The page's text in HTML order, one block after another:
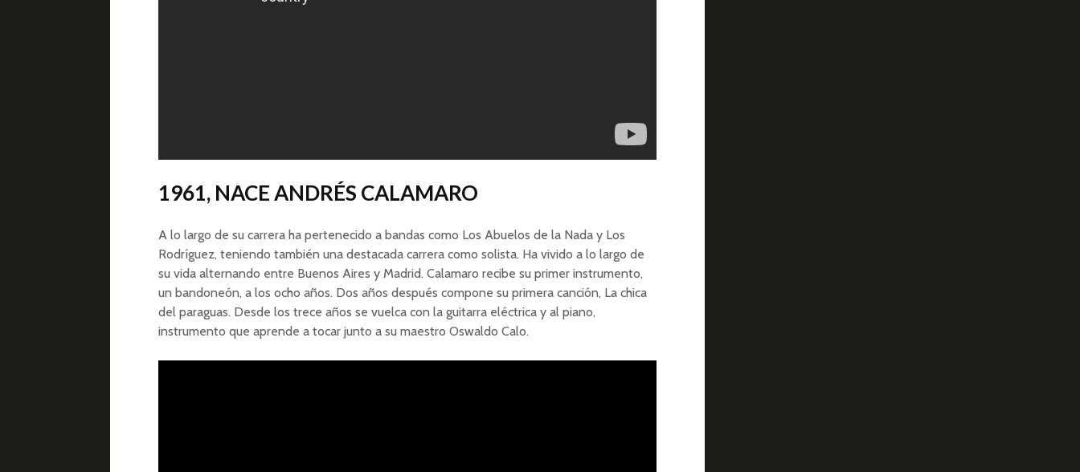
1961, NACE ANDRÉS CALAMARO
A lo largo de su carrera ha pertenecido a bandas como Los Abuelos de la Nada y Los
Rodríguez, teniendo también una destacada carrera como solista. Ha vivido a lo largo de
su vida alternando entre Buenos Aires y Madrid. Calamaro recibe su primer instrumento,
un bandoneón, a los ocho años. Dos años después compone su primera canción, La chica
del paraguas. Desde los trece años se vuelca con la guitarra eléctrica y al piano,
instrumento que aprende a tocar junto a su maestro Oswaldo Calo.